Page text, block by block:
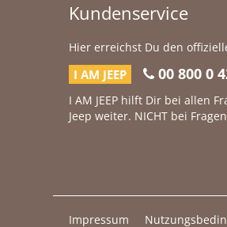
Kundenservice
Hier erreichst Du den
I AM JEEP 00 800 0
I AM JEEP hilft Dir bei allen
Jeep weiter. NICHT bei
Impressum